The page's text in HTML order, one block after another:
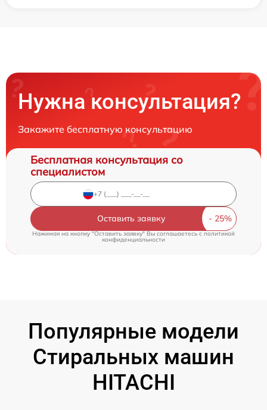
Нужна консультация?
Закажите бесплатную консультацию
Бесплатная консультация со
специалистом
Оставить заявку
Нажимая на кнопку "Оставить заявку" Вы соглашаетесь cполитикой
конфиденциальности
Популярные модели
Стиральных машин
HITACHI